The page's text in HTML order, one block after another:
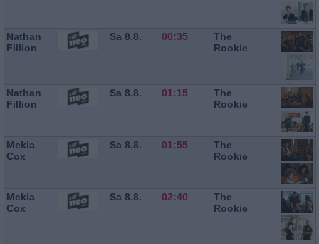
Nathan
Fillion
Sa 8.8. 00:35
The
Rookie
Nathan
Fillion
Sa 8.8. 01:15
The
Rookie
Mekia
Cox
Sa 8.8. 01:55
The
Rookie
Mekia
Cox
Sa 8.8. 02:40
The
Rookie